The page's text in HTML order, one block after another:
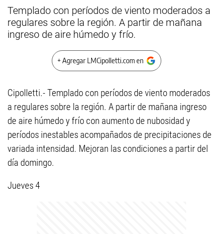
Templado con períodos de viento moderados a
regulares sobre la región. A partir de mañana
ingreso de aire húmedo y frío.
+ Agregar LMCipolletti.com en
Cipolletti.- Templado con períodos de viento moderados
a regulares sobre la región. A partir de mañana ingreso
de aire húmedo y frío con aumento de nubosidad y
períodos inestables acompañados de precipitaciones de
variada intensidad. Mejoran las condiciones a partir del
día domingo.
Jueves 4